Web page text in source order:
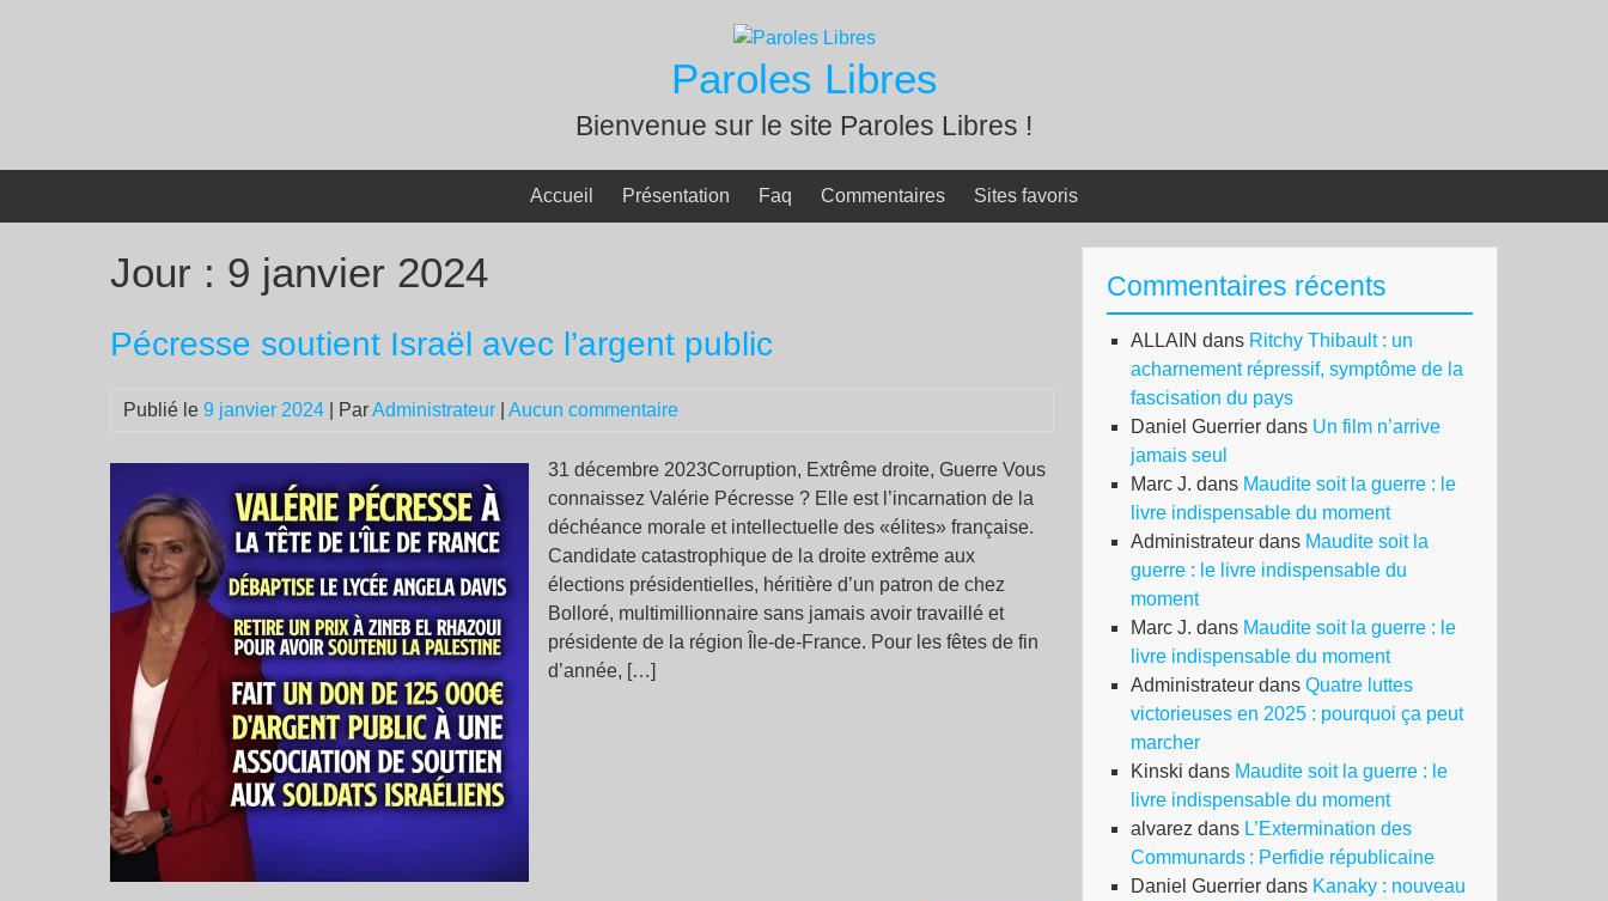
Paroles Libres
Bienvenue sur le site Paroles Libres !
Accueil Présentation Faq Commentaires Sites favoris
Jour : 9 janvier 2024
Pécresse soutient Israël avec l’argent public
Publié le 9 janvier 2024 | ParAdministrateur Aucun commentaire
31 décembre 2023Corruption, Extrême droite, Guerre Vous
connaissez Valérie Pécresse ? Elle est l’incarnation de la
déchéance morale et intellectuelle des «élites» française.
Candidate catastrophique de la droite extrême aux
élections présidentielles, héritière d’un patron de chez
Bolloré, multimillionnaire sans jamais avoir travaillé et
présidente de la région Île-de-France. Pour les fêtes de fin
d’année, […]
Commentaires récents
ALLAIN dans Ritchy Thibault : un
acharnement répressif, symptôme de la
fascisation du pays
Daniel Guerrier dans Un film n’arrive
jamais seul
Marc J. dans Maudite soit la guerre : le
livre indispensable du moment
Administrateur dans Maudite soit la
guerre : le livre indispensable du
moment
Marc J. dans Maudite soit la guerre : le
livre indispensable du moment
Administrateur dans Quatre luttes
victorieuses en 2025 : pourquoi ça peut
marcher
Kinski dans Maudite soit la guerre : le
livre indispensable du moment
alvarez dans L’Extermination des
Communards : Perfidie républicaine
Daniel Guerrier dans Kanaky : nouveau